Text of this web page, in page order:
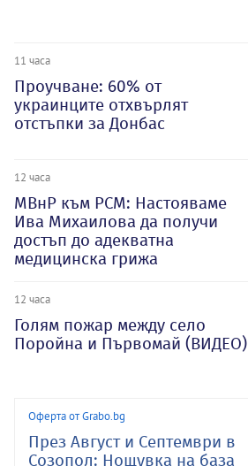
11 часа
Проучване: 60% от
украинците отхвърлят
отстъпки за Донбас
12 часа
МВнР към РСМ: Настояваме
Ива Михаилова да получи
достъп до адекватна
медицинска грижа
12 часа
Голям пожар между село
Поройна и Първомай (ВИДЕО)
Оферта от Grabo.bg
През Август и Септември в
Созопол: Нощувка на база